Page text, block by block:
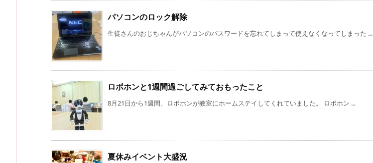
パソコンのロック解除
生徒さんのおじちゃんがパソコンのパスワードを忘れてしまって使えなくなってしまった ...
ロボホンと1週間過ごしてみておもったこと
8月21日から1週間、ロボホンが教室にホームステイしてくれていました。 ロボホン ...
夏休みイベント大盛況